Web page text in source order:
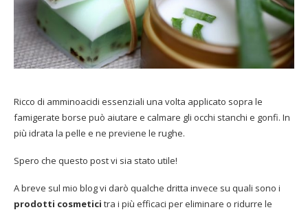
Ricco di amminoacidi essenziali una volta applicato sopra le
famigerate borse può aiutare e calmare gli occhi stanchi e gonfi. In
più idrata la pelle e ne previene le rughe.
Spero che questo post vi sia stato utile!
A breve sul mio blog vi darò qualche dritta invece su quali sono i
prodotti cosmetici tra i più efficaci per eliminare o ridurre le